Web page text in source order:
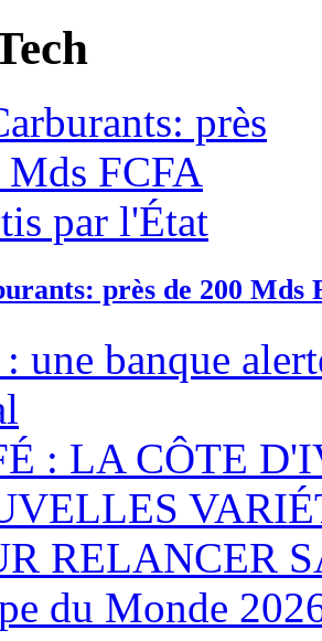
près de 200 Mds
une banque
: LA CÔTE
RELANCER
du Monde